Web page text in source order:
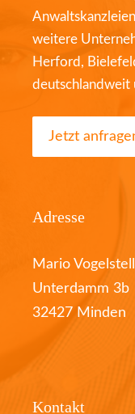
weitere
Herford,
deutschlandweit
Jetzt
Adresse
Mario
Unterdamm 3b
32427 Minden
Kontakt